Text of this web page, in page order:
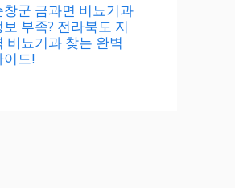
창군 금과면 비뇨기과
보 부족? 전라북도 지
비뇨기과 찾는 완벽
이드!